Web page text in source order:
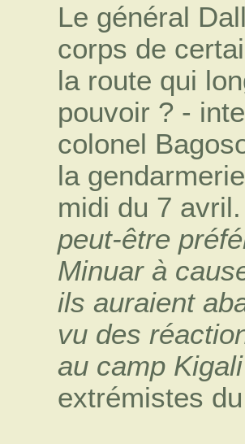
Le général
corps de
la route qui
pouvoir ? -
colonel
la
midi du 7
peut-être
Minuar à
ils auraient
vu des
au camp Kigali
extrémistes